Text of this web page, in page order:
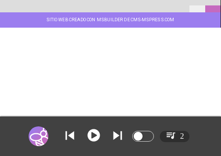
SITIO WEB CREADO CON MSBUILDER DE CMS-MSPRESS.COM
2